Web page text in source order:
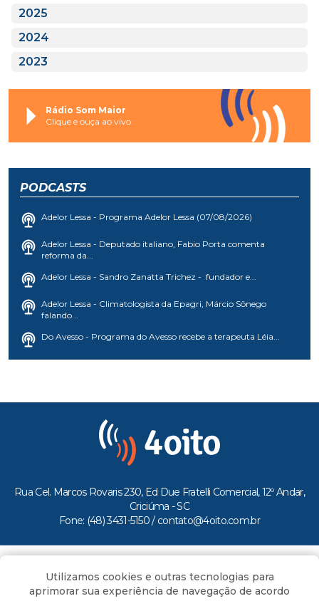
2025
2024
2023
Rádio Som Maior
Clique e ouça ao vivo
PODCASTS
Adelor Lessa - Programa Adelor Lessa (07/08/2026)
Adelor Lessa - Deputado italiano, Fabio Porta comenta
reforma da...
Adelor Lessa - Sandro Zanatta Trichez - fundador e...
Adelor Lessa - Climatologista da Epagri, Márcio Sônego
falando...
Do Avesso - Programa do Avesso recebe a terapeuta Léia...
Rua Cel. Marcos Rovaris 230, Ed Due Fratelli Comercial, 12º Andar,
Criciúma - SC
Fone: (48) 3431-5150 / contato@4oito.com.br
Todos os direitos reservados ao Portal 4oito
Utilizamos cookies e outras tecnologias para
aprimorar sua experiência de navegação de acordo